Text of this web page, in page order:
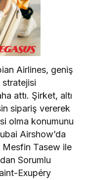
Airlines, geniş
attı. Şirket, altı
sipariş vererek
olma konumunu
Airshow’da
Mesfin Tasew ile
Sorumlu
Exupéry